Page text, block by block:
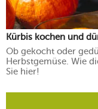
Kürbis kochen und
Ob gekocht oder
Herbstgemüse. Wie
Sie hier!